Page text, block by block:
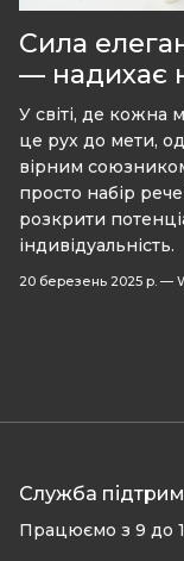
Сила
— надихає
У світі, де кожна
це рух до мети,
вірним
просто набір
розкрити
індивідуальність.
20 березень 2025 р. —
Служба
Працюємо з 9 до